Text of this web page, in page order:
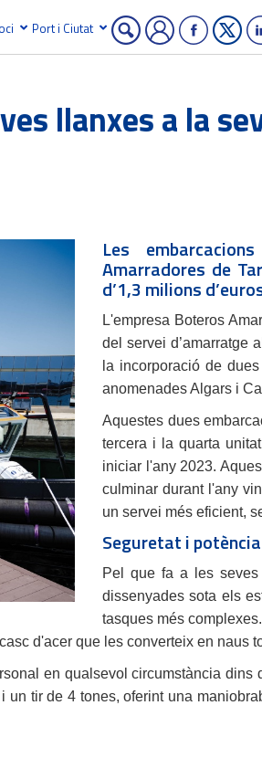
Port i Ciutat
llanxes a la
Les
Amarradores de
d’1,3 milions
L'empresa Boteros
del servei d’amarratge
la incorporació de
anomenades Algars i
Aquestes dues
tercera i la quarta
iniciar l'any 2023.
culminar durant l'any
un servei més eficient,
Seguretat i
Pel que fa a les seves
dissenyades sota els
tasques més
d'acer que les converteix en naus
en qualsevol circumstància
tir de 4 tones, oferint una